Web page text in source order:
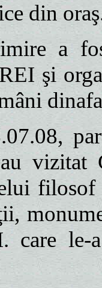
din
a
şi
vizitat
filosof
care le-